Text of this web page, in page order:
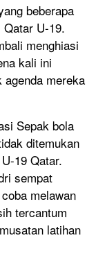
beberapa
U-19.
menghiasi
kali ini
mereka
Sepak bola
ditemukan
19 Qatar.
sempat
melawan
tercantum
latihan